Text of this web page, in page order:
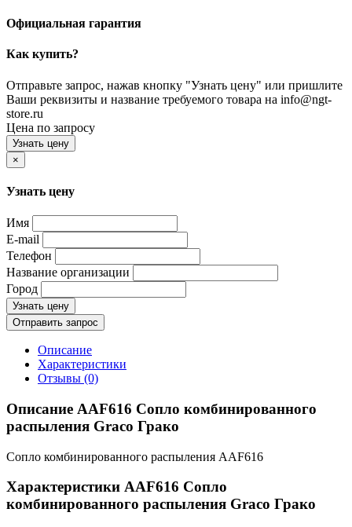
Официальная гарантия
Как купить?
Отправьте запрос, нажав кнопку "Узнать цену" или пришлите
Ваши реквизиты и название требуемого товара на info@ngt-
store.ru
Цена по запросу
Узнать цену
×
Узнать цену
Имя
E-mail
Телефон
Название организации
Город
Узнать цену
Отправить запрос
Описание
Характеристики
Отзывы (0)
Описание AAF616 Сопло комбинированного
распыления Graco Грако
Сопло комбинированного распыления AAF616
Характеристики AAF616 Сопло
комбинированного распыления Graco Грако